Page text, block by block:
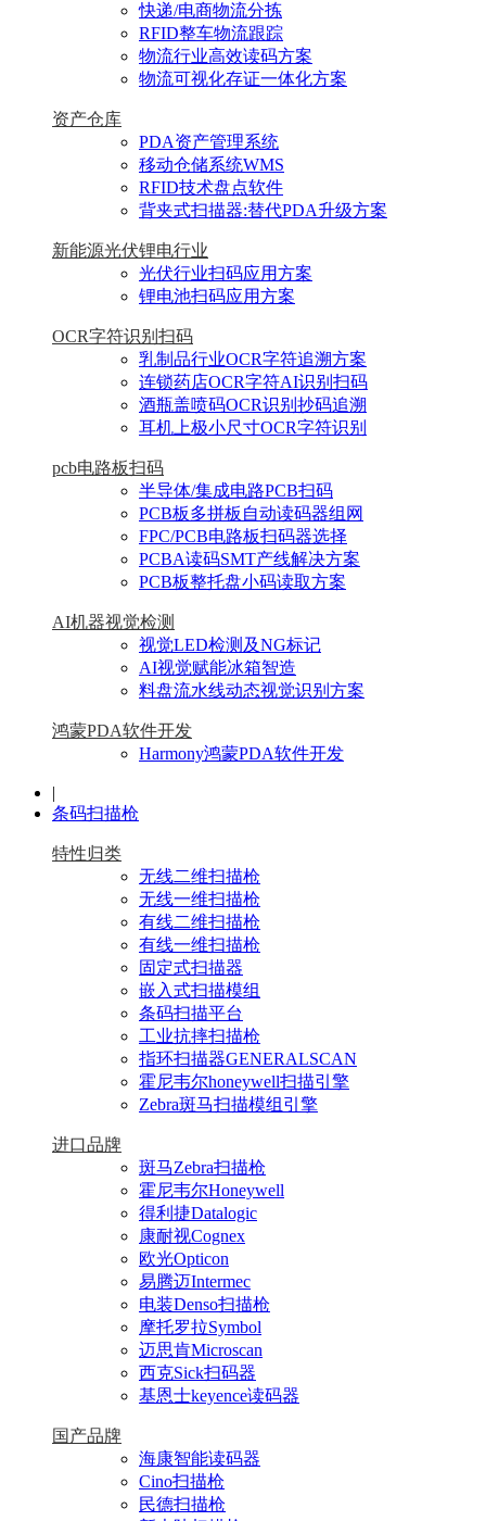
快递/电商物流分拣
RFID整车物流跟踪
物流行业高效读码方案
物流可视化存证一体化方案
资产仓库
PDA资产管理系统
移动仓储系统WMS
RFID技术盘点软件
背夹式扫描器:替代PDA升级方案
新能源光伏锂电行业
光伏行业扫码应用方案
锂电池扫码应用方案
OCR字符识别扫码
乳制品行业OCR字符追溯方案
连锁药店OCR字符AI识别扫码
酒瓶盖喷码OCR识别抄码追溯
耳机上极小尺寸OCR字符识别
pcb电路板扫码
半导体/集成电路PCB扫码
PCB板多拼板自动读码器组网
FPC/PCB电路板扫码器选择
PCBA读码SMT产线解决方案
PCB板整托盘小码读取方案
AI机器视觉检测
视觉LED检测及NG标记
AI视觉赋能冰箱智造
料盘流水线动态视觉识别方案
鸿蒙PDA软件开发
Harmony鸿蒙PDA软件开发
|
条码扫描枪
特性归类
无线二维扫描枪
无线一维扫描枪
有线二维扫描枪
有线一维扫描枪
固定式扫描器
嵌入式扫描模组
条码扫描平台
工业抗摔扫描枪
指环扫描器GENERALSCAN
霍尼韦尔honeywell扫描引擎
Zebra斑马扫描模组引擎
进口品牌
斑马Zebra扫描枪
霍尼韦尔Honeywell
得利捷Datalogic
康耐视Cognex
欧光Opticon
易腾迈Intermec
电装Denso扫描枪
摩托罗拉Symbol
迈思肯Microscan
西克Sick扫码器
基恩士keyence读码器
国产品牌
海康智能读码器
Cino扫描枪
民德扫描枪